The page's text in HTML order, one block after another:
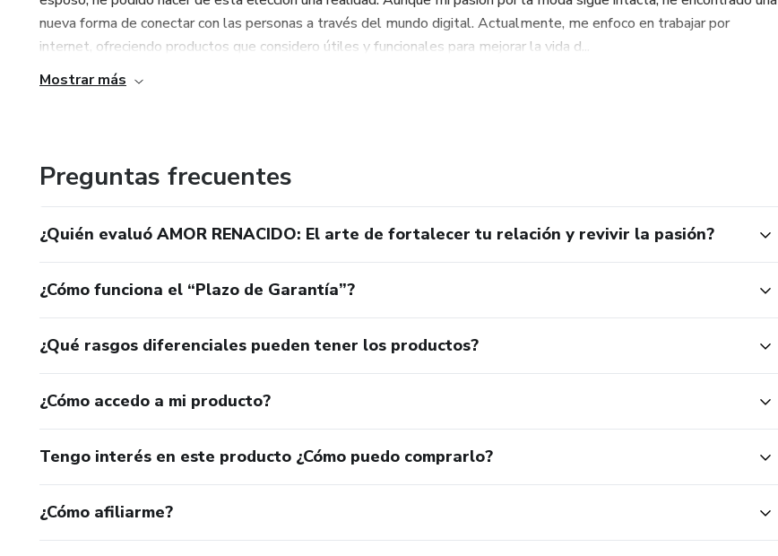
✔️ Quienes desean mejorar lamejorar la comunicación y evitar discusiones.
💡 Transforma tu relación y haz que el amor renazca. Descarga tu copia ahora y comienza el
nueva forma de conectar con las personas a través del mundo digital. Actualmente, me enfoco en trabajar por
internet, ofreciendo productos que considero útiles y funcionales para mejorar la vida d...
Mostrar más
Preguntas frecuentes
¿Quién evaluó AMOR RENACIDO: El arte de fortalecer tu relación y revivir la pasión?
¿Cómo funciona el “Plazo de Garantía”?
¿Qué rasgos diferenciales pueden tener los productos?
¿Cómo accedo a mi producto?
Tengo interés en este producto ¿Cómo puedo comprarlo?
¿Cómo afiliarme?